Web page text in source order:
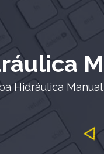
Hidráulica Manual